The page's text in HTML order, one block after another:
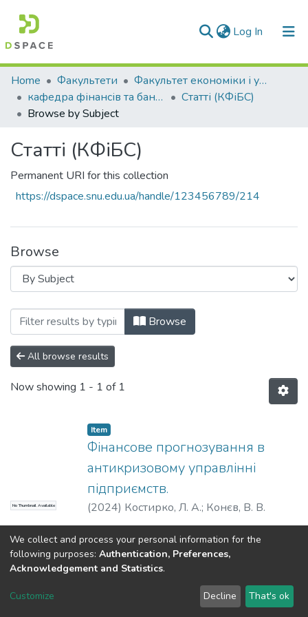
Log In (current)
Communities & Collections
All of DSpace
Home Факультети
Факультет економіки і управління
кафедра фінансів та банківської справи
Статті (КФіБС)
Browse by Subject
Статті (КФіБС)
Permanent URI for this collection
https://dspace.snu.edu.ua/handle/123456789/214
Browse
Browsing Статті (КФіБС) by Subject
Browse
All browse results
Now showing 1 - 1 of 1
No Thumbnail Available
Item
Фінансове прогнозування в
антикризовому управлінні
підприємств.
(2024) Костирко, Л. А.; Конєв, В. В.
Dspace & Volodymyr Dahl East Ukrainian National University
LYRASIS
Send Feedback
We collect and process your personal information for the
following purposes: Authentication, Preferences,
Acknowledgement and Statistics.
Customize Decline That's ok